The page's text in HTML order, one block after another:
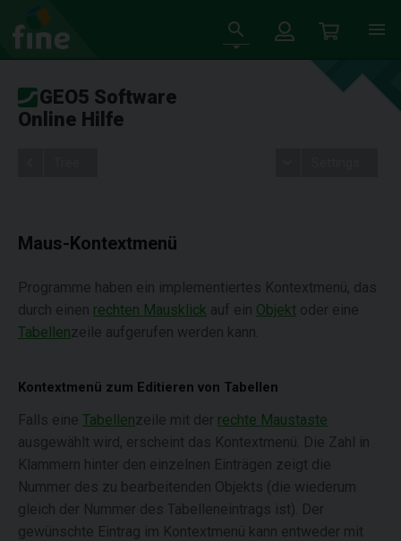
GEO5 Software
Online Hilfe
Maus-Kontextmenü
Programme haben ein implementiertes Kontextmenü, das
durch einen rechten Mausklick auf ein Objekt oder eine
Tabellenzeile aufgerufen werden kann.
Kontextmenü zum Editieren von Tabellen
Falls eine Tabellenzeile mit der rechte Maustaste
ausgewählt wird, erscheint das Kontextmenü. Die Zahl in
Klammern hinter den einzelnen Einträgen zeigt die
Nummer des zu bearbeitenden Objekts (die wiederum
gleich der Nummer des Tabelleneintrags ist). Der
gewünschte Eintrag im Kontextmenü kann entweder mit